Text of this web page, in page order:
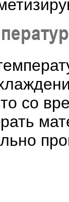
со